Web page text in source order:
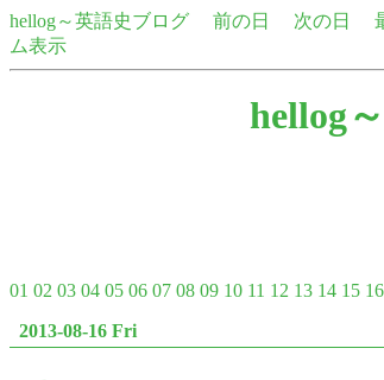
hellog～英語史ブログ 前の日 次の日
ム表示
hellog
01 02 03 04 05 06 07 08 09 10 11 12 13 14 15 16
2013-08-16 Fri